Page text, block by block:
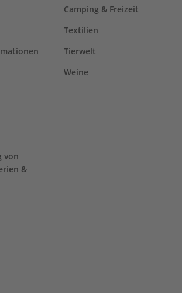
von
&
Camping & Freizeit
Textilien
Tierwelt
Weine